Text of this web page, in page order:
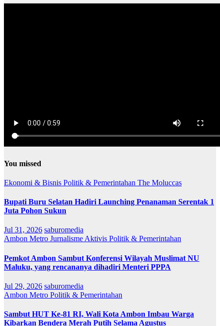
You missed
Ekonomi & Bisnis Politik & Pemerintahan The Moluccas
Bupati Buru Selatan Hadiri Launching Penanaman Serentak 1
Juta Pohon Sukun
Jul 31, 2026 saburomedia
Ambon Metro Jurnalisme Aktivis Politik & Pemerintahan
Pemkot Ambon Sambut Konferensi Wilayah Muslimat NU
Maluku, yang rencananya dihadiri Menteri PPPA
Jul 29, 2026 saburomedia
Ambon Metro Politik & Pemerintahan
Sambut HUT Ke-81 RI, Wali Kota Ambon Imbau Warga
Kibarkan Bendera Merah Putih Selama Agustus